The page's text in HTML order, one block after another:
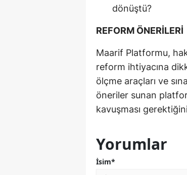
dönüştü?
REFORM ÖNERİLERİ
Maarif Platformu,
reform ihtiyacına
ölçme araçları ve
öneriler sunan
kavuşması
Yorumlar
İsim*